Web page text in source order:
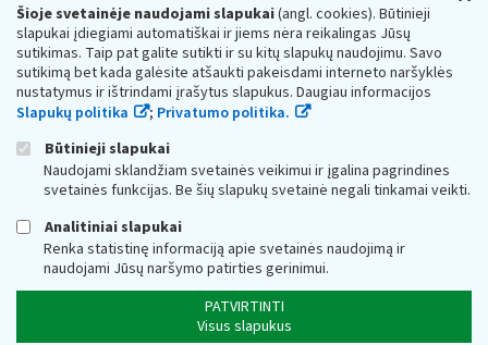
Šioje svetainėje naudojami slapukai(angl. cookies). Būtinieji
slapukai įdiegiami automatiškai ir jiems nėra reikalingas Jūsų
sutikimas. Taip pat galite sutikti ir su kitų slapukų naudojimu. Savo
sutikimą bet kada galėsite atšaukti pakeisdami interneto naršyklės
nustatymus ir ištrindami įrašytus slapukus. Daugiau informacijos
Slapukų politika
; Privatumo politika.
Būtinieji slapukai
Naudojami sklandžiam svetainės veikimui ir įgalina pagrindines
svetainės funkcijas. Be šių slapukų svetainė negali tinkamai veikti.
Analitiniai slapukai
Renka statistinę informaciją apie svetainės naudojimą ir
naudojami Jūsų naršymo patirties gerinimui.
PATVIRTINTI
Visus slapukus
Respublikos finansų ministerijos
Biudžetinė įstaiga. Juridinio asmens kodas — 188659752,
adresas: Vasario 16-osios g. 14, 01107 Vilnius, Lietuva, el.paštas:
vmi@vmi.lt, E. pristatymo dėžutės adresas 188659752
Duomenys apie Valstybinę mokesčių inspekciją prie Lietuvos
Respublikos finansų ministerijos kaupiami ir saugomi Juridinių